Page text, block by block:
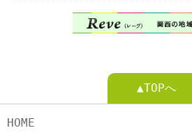
▲TOPへ
HOME